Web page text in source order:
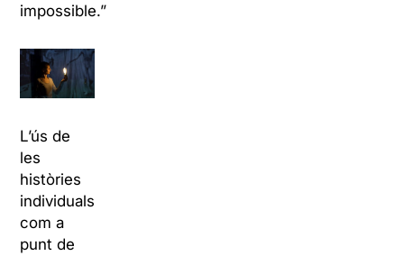
impossible.”
L’ús de
les
històries
individuals
com a
punt de